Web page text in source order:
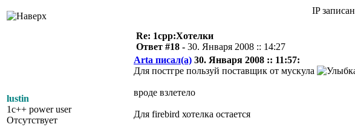
IP записан
lustin
1c++ power user
Отсутствует
Re: 1cpp:Хотелки
Ответ #18 - 30. Января 2008 :: 14:27
Arta писал(а) 30. Января 2008 :: 11:57:
Для постгре пользуй поставщик от мускула
вроде взлетело
Для firebird хотелка остается